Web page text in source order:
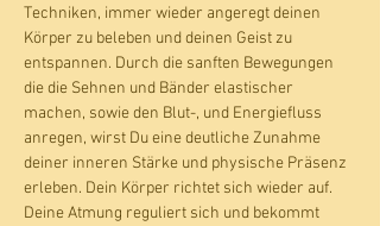
Techniken, immer wieder angeregt deinen
Körper zu beleben und deinen Geist zu
entspannen. Durch die sanften Bewegungen
die die Sehnen und Bänder elastischer
machen, sowie den Blut-, und Energiefluss
anregen, wirst Du eine deutliche Zunahme
deiner inneren Stärke und physische Präsenz
erleben. Dein Körper richtet sich wieder auf.
Deine Atmung reguliert sich und bekommt